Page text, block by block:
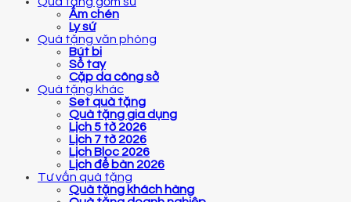
Ấm chén
Ly sứ
Quà tặng văn phòng
Bút bi
Sổ tay
Cặp da công sở
Quà tặng khác
Set quà tặng
Quà tặng gia dụng
Lịch 5 tờ 2026
Lịch 7 tờ 2026
Lịch Bloc 2026
Lịch để bàn 2026
Tư vấn quà tặng
Quà tặng khách hàng